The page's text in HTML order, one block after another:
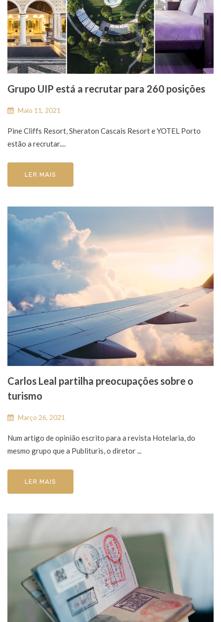
Grupo UIP está a recrutar para 260 posições
Maio 11, 2021
Pine Cliffs Resort, Sheraton Cascais Resort e YOTEL Porto
estão a recrutar....
LER MAIS
Carlos Leal partilha preocupações sobre o
turismo
Março 26, 2021
Num artigo de opinião escrito para a revista Hotelaria, do
mesmo grupo que a Publituris, o diretor ...
LER MAIS